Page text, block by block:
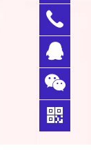
0769-
33356
398
QQ客
服